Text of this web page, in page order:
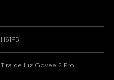
H61F5
Tira de luz Govee 2 Pro